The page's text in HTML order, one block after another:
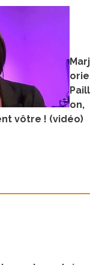
Marj
orie
Paill
on,
vôtre ! (vidéo)